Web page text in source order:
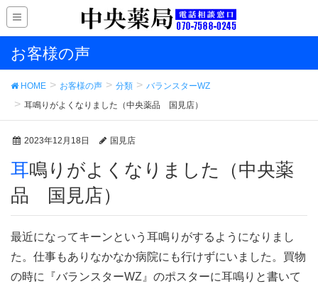
お客様の声
HOME お客様の声 分類
バランスターWZ
耳鳴りがよくなりました（中央薬品 国見店）
2023年12月18日 国見店
耳鳴りがよくなりました（中央薬
品 国見店）
最近になってキーンという耳鳴りがするようになりまし
た。仕事もありなかなか病院にも行けずにいました。買物
の時に『バランスターWZ』のポスターに耳鳴りと書いて